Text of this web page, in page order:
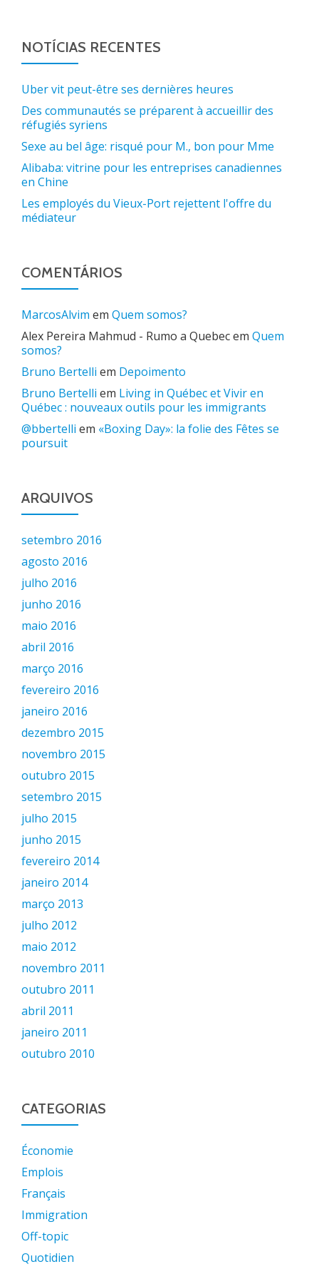
NOTÍCIAS RECENTES
Uber vit peut-être ses dernières heures
Des communautés se préparent à accueillir des
réfugiés syriens
Sexe au bel âge: risqué pour M., bon pour Mme
Alibaba: vitrine pour les entreprises canadiennes
en Chine
Les employés du Vieux-Port rejettent l'offre du
médiateur
COMENTÁRIOS
MarcosAlvim em Quem somos?
Alex Pereira Mahmud - Rumo a Quebecem Quem
somos?
Bruno Bertelli em Depoimento
Bruno Bertelli em Living in Québec et Vivir en
Québec : nouveaux outils pour les immigrants
@bbertelli em «Boxing Day»: la folie des Fêtes se
poursuit
ARQUIVOS
setembro 2016
agosto 2016
julho 2016
junho 2016
maio 2016
abril 2016
março 2016
fevereiro 2016
janeiro 2016
dezembro 2015
novembro 2015
outubro 2015
setembro 2015
julho 2015
junho 2015
fevereiro 2014
janeiro 2014
março 2013
julho 2012
maio 2012
novembro 2011
outubro 2011
abril 2011
janeiro 2011
outubro 2010
CATEGORIAS
Économie
Emplois
Français
Immigration
Off-topic
Quotidien